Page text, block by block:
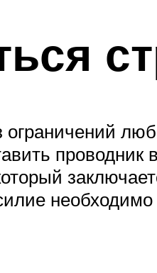
проводник